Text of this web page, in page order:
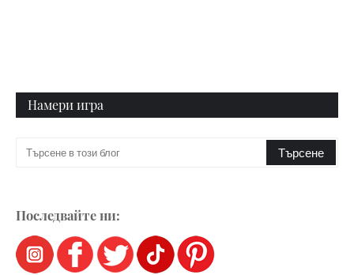
Намери игра
Последвайте ни: